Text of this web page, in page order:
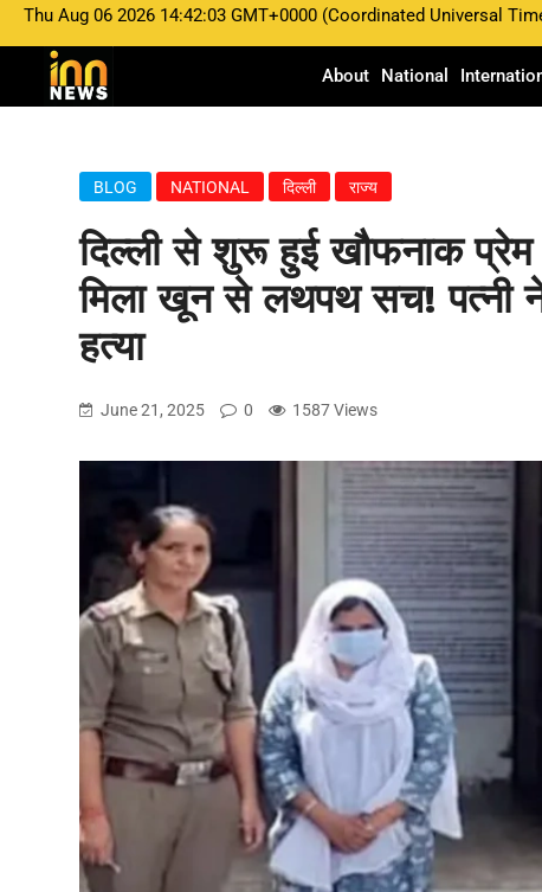
Thu Aug 06 2026 14:42:03 GMT+0000 (Coordinated Universal
About National
BLOG NATIONAL दिल्ली राज्य
दिल्ली से शुरू हुई खौफनाक प्रेम
मिला खून से लथपथ सच! पत्नी
हत्या
June 21, 2025 0 1587 Views